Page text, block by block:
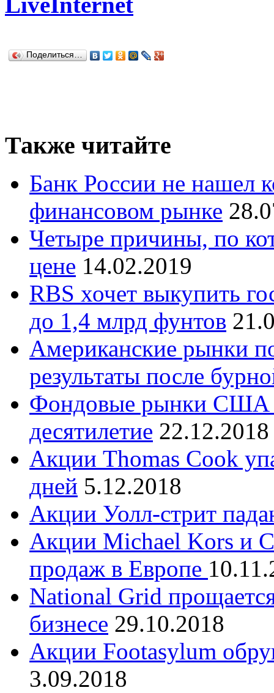
Поделиться…
Также читайте
Банк России не нашел
финансовом рынке
Четыре причины, по
цене 14.02.2019
RBS хочет выкупить
до 1,4 млрд фунтов
Американские рынки
результаты после
Фондовые рынки США
десятилетие 22.12.2018
Акции Thomas Cook
дней 5.12.2018
Акции Уолл-стрит
Акции Michael Kors и
продаж в Европе
National Grid
бизнесе 29.10.2018
Акции Footasylum
3.09.2018